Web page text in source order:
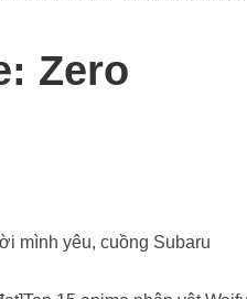
Zero
mình yêu, cuồng Subaru